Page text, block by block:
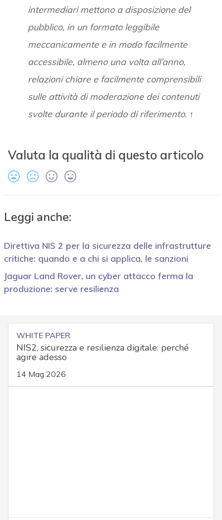
intermediari mettono a disposizione del
pubblico, in un formato leggibile
meccanicamente e in modo facilmente
accessibile, almeno una volta all’anno,
relazioni chiare e facilmente comprensibili
sulle attività di moderazione dei contenuti
svolte durante il periodo di riferimento. ↑
Valuta la qualità di questo articolo
Leggi anche:
Direttiva NIS 2 per la sicurezza delle infrastrutture
critiche: quando e a chi si applica, le sanzioni
Jaguar Land Rover, un cyber attacco ferma la
produzione: serve resilienza
WHITE PAPER
NIS2, sicurezza e resilienza digitale: perché
agire adesso
14 Mag 2026